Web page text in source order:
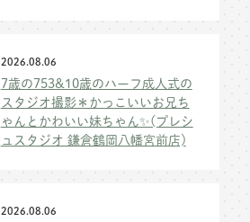
2026.08.06
7歳の753&10歳のハーフ成人式の
スタジオ撮影＊かっこいいお兄ち
ゃんとかわいい妹ちゃん✨(プレシ
ュスタジオ 鎌倉鶴岡八幡宮前店)
2026.08.06